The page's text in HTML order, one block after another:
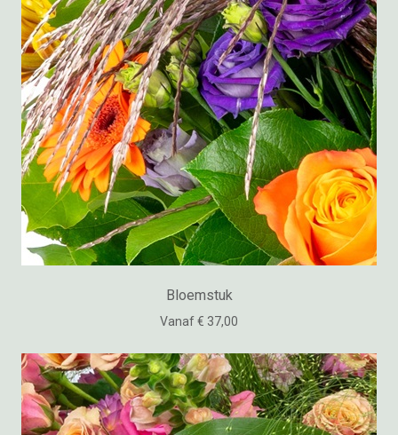
Bloemstuk
Vanaf € 37,00